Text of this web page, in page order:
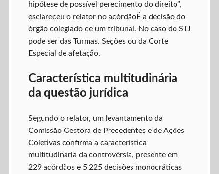
hipótese de possível perecimento do direito”,
esclareceu o relator no acórdãoÉ a decisão do
órgão colegiado de um tribunal. No caso do STJ
pode ser das Turmas, Seções ou da Corte
Especial de afetação.
Característica multitudinária
da questão jurídica
Segundo o relator, um levantamento da
Comissão Gestora de Precedentes e de Ações
Coletivas confirma a característica
multitudinária da controvérsia, presente em
229 acórdãos e 5.225 decisões monocráticas